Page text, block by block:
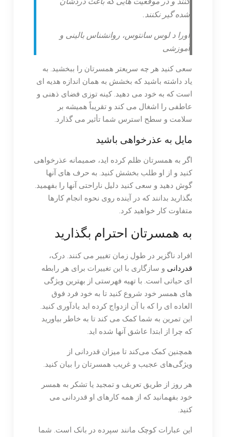
شده گیر نکنند.
اورا د لوس سانتوس، روانشناس بالینی و
آموزشی
سعی کنید هر چه سریعتر همسرتان را ببخشید. به
یاد داشته باشید که بخشش به همان اندازه هدیه ای
است که به خود می دهید. کینه توزی فضای ذهنی و
عاطفی را اشغال می کند و تقریباً همیشه بر
سلامت و سطح استرس شما تأثیر می گذارد.
مایل به عذرخواهی باشید
اگر به همسرتان ظلم کرده اید، صمیمانه عذرخواهی
کنید و از او طلب بخشش کنید. به حرف های آنها
گوش دهید و سعی کنید دلیل ناراحتی آنها را بفهمید.
بگذارید بدانند که در آینده روی نحوه انجام کارها
متفاوت کار خواهید کرد.
به همسرتان احترام بگذارید
افراد ناگزیر در طول زمان تغییر می کنند. درک،
قدردانی و سازگاری با این تغییرات برای هر رابطه
ای حیاتی است. با تهیه فهرستی از بهترین ویژگی
های همسر خود شروع کنید تا به خود فرد فوق
العاده ای را که با آن ازدواج کرده اید یادآوری کنید.
این تمرین به شما کمک می کند تا به خاطر بیاورید
که چرا از ابتدا عاشق آنها شده اید.
همچنین کمک می‌کند تا میزان قدردانی از
ویژگی‌های عجیب و غریب همسرتان را بیان کنید.
هر روز از طریق تعریف و تمجید یا تشکر به همسر
خود بفهمانید که از همه کارهای او قدردانی می
کنید.
این عبارات کوچک مانند سپرده در بانک است. شما